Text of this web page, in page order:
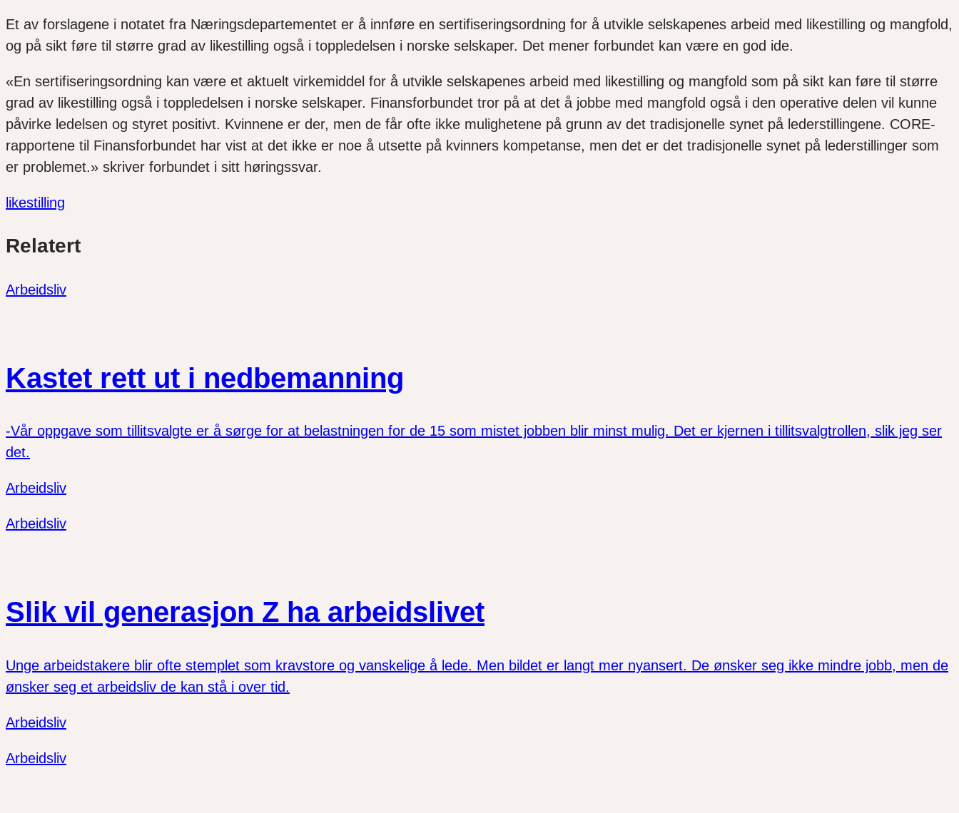
Et av forslagene i notatet fra Næringsdepartementet er å innføre en sertifiseringsordning for å utvikle selskapenes arbeid med likestilling og mangfold,
og på sikt føre til større grad av likestilling også i toppledelsen i norske selskaper. Det mener forbundet kan være en god ide.
«En sertifiseringsordning kan være et aktuelt virkemiddel for å utvikle selskapenes arbeid med likestilling og mangfold som på sikt kan føre til større
grad av likestilling også i toppledelsen i norske selskaper. Finansforbundet tror på at det å jobbe med mangfold også i den operative delen vil kunne
påvirke ledelsen og styret positivt. Kvinnene er der, men de får ofte ikke mulighetene på grunn av det tradisjonelle synet på lederstillingene. CORE-
rapportene til Finansforbundet har vist at det ikke er noe å utsette på kvinners kompetanse, men det er det tradisjonelle synet på lederstillinger som
er problemet.» skriver forbundet i sitt høringssvar.
likestilling
link
på
på
Relatert
Arbeidsliv
Kastet rett ut i nedbemanning
-Vår oppgave som tillitsvalgte er å sørge for at belastningen for de 15 som mistet jobben blir minst mulig. Det er kjernen i tillitsvalgtrollen, slik jeg ser
det.
Arbeidsliv
Arbeidsliv
Slik vil generasjon Z ha arbeidslivet
Unge arbeidstakere blir ofte stemplet som kravstore og vanskelige å lede. Men bildet er langt mer nyansert. De ønsker seg ikke mindre jobb, men de
ønsker seg et arbeidsliv de kan stå i over tid.
Arbeidsliv
Arbeidsliv